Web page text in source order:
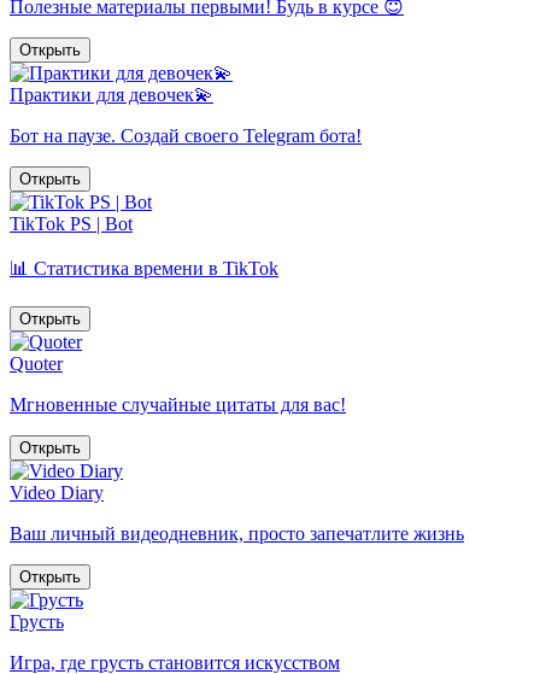
Полезные материалы первыми! Будь в курсе 😇
Открыть
Практики для девочек💫
Бот на паузе. Создай своего Telegram бота!
Открыть
TikTok PS | Bot
📊 Статистика времени в TikTok
Открыть
Quoter
Мгновенные случайные цитаты для вас!
Открыть
Video Diary
Ваш личный видеодневник, просто запечатлите жизнь
Открыть
Грусть
Игра, где грусть становится искусством